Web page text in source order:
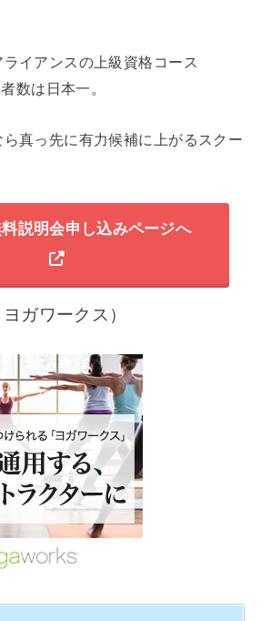
イアンスの上級資格コース
数は日本一。
真っ先に有力候補に上がるスクー
説明会申し込みページへ
ガワークス）